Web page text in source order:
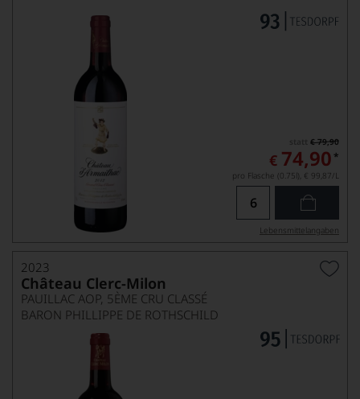
€ 79,90
€ 74,90 *
pro Flasche (0.75l), € 99,87/L
Lebensmittel­angaben
2023
Château Clerc-Milon
PAUILLAC AOP, 5ÈME CRU CLASSÉ
BARON PHILLIPPE DE ROTHSCHILD